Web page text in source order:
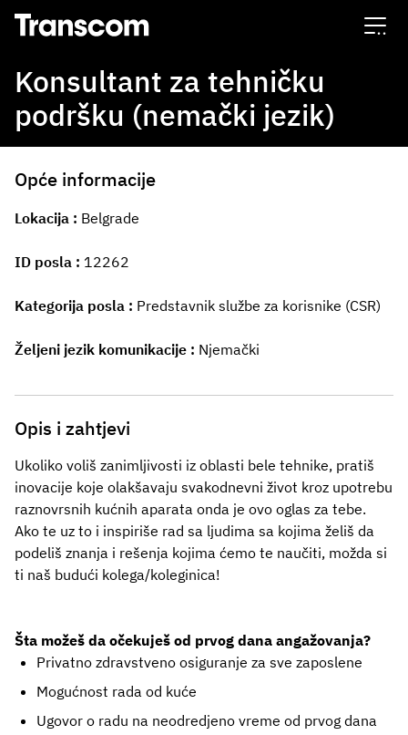
Transcom
Konsultant za tehničku
podršku (nemački jezik)
Opće informacije
Lokacija Belgrade
ID posla 12262
Kategorija posla Predstavnik službe za korisnike (CSR)
Željeni jezik komunikacije Njemački
Opis i zahtjevi
Ukoliko voliš zanimljivosti iz oblasti bele tehnike, pratiš
inovacije koje olakšavaju svakodnevni život kroz upotrebu
raznovrsnih kućnih aparata onda je ovo oglas za tebe.
Ako te uz to i inspiriše rad sa ljudima sa kojima želiš da
podeliš znanja i rešenja kojima ćemo te naučiti, možda si
ti naš budući kolega/koleginica!
Šta možeš da očekuješ od prvog dana angažovanja?
Privatno zdravstveno osiguranje za sve zaposlene
Mogućnost rada od kuće
Ugovor o radu na neodredjeno vreme od prvog dana